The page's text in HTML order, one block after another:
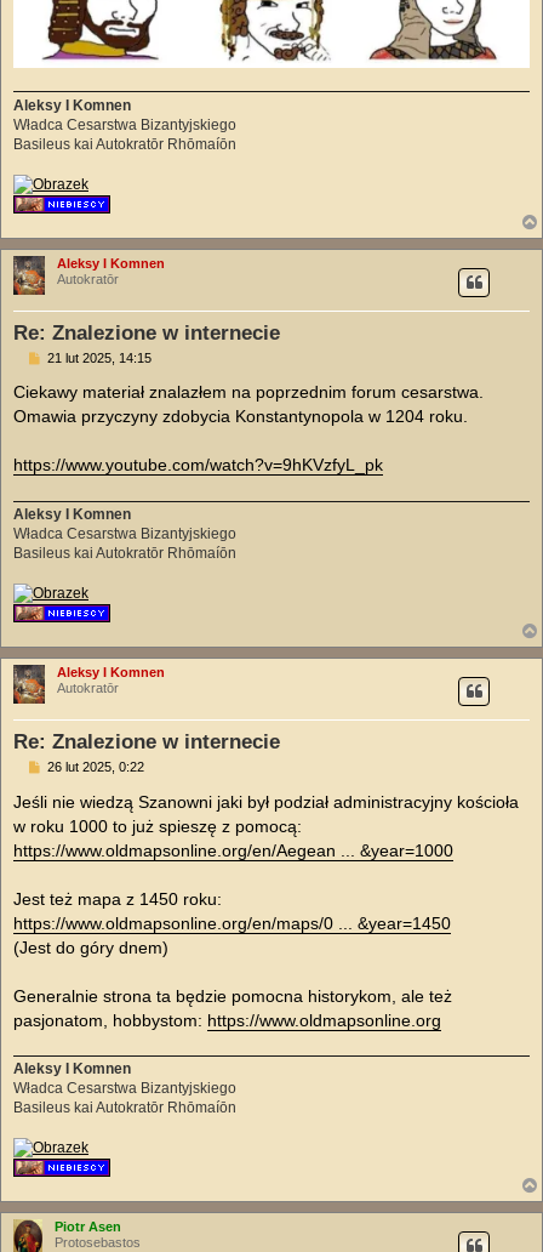
Aleksy I Komnen
Władca Cesarstwa Bizantyjskiego
Basileus kai Autokratōr Rhōmaíōn
Aleksy I Komnen
Autokratōr
Re: Znalezione w internecie
P
s
21 lut 2025, 14:15
Ciekawy materiał znalazłem na poprzednim forum cesarstwa.
Omawia przyczyny zdobycia Konstantynopola w 1204 roku.
https://www.youtube.com/watch?v=9hKVzfyL_pk
Aleksy I Komnen
Władca Cesarstwa Bizantyjskiego
Basileus kai Autokratōr Rhōmaíōn
Aleksy I Komnen
Autokratōr
Re: Znalezione w internecie
P
s
t
26 lut 2025, 0:22
Jeśli nie wiedzą Szanowni jaki był podział administracyjny kościoła
w roku 1000 to już spieszę z pomocą:
https://www.oldmapsonline.org/en/Aegean ... &year=1000
Jest też mapa z 1450 roku:
https://www.oldmapsonline.org/en/maps/0 ... &year=1450
(Jest do góry dnem)
Generalnie strona ta będzie pomocna historykom, ale też
pasjonatom, hobbystom: https://www.oldmapsonline.org
Aleksy I Komnen
Władca Cesarstwa Bizantyjskiego
Basileus kai Autokratōr Rhōmaíōn
Piotr Asen
Protosebastos